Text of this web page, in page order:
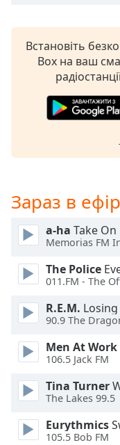
settings
dialog
subtitles
Picture-
This
window.
Beginning
window.
Escape
cancel
close
Встановіть
Box на ваш
Зараз в
a-ha Take On
Memorias FM
The Police
011.FM - The
R.E.M.
90.9 The
Men At Work
106.5 Jack FM
Tina Turner
The Lakes 99.5
Eurythmics
105.5 Bob FM